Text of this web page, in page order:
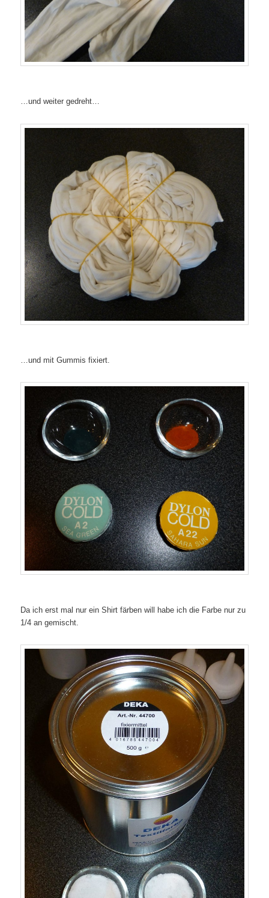
…und weiter gedreht…
…und mit Gummis fixiert.
Da ich erst mal nur ein Shirt färben will habe ich die Farbe nur zu
1/4 an gemischt.